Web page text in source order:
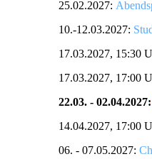
25.02.2027:
10.-12.03.2027:
17.03.2027, 15:30
17.03.2027, 17:00
22.03. - 02.04.2027:
14.04.2027, 17:00
06. - 07.05.2027: